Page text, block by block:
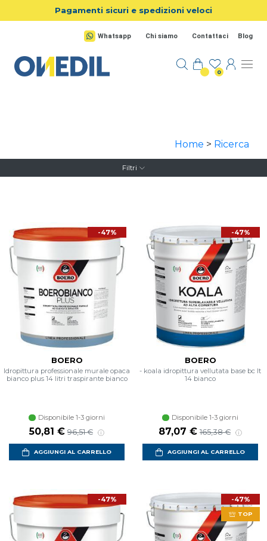
Salta al contenuto principale
Pagamenti sicuri e spedizioni veloci
Whatsapp Chi siamo Contattaci Blog
0
Home > Ricerca
Filtri
-47%
BOERO
Idropittura professionale murale opaca
bianco plus 14 litri traspirante bianco
Disponibile 1-3 giorni
Prezzo scontato
50,81 € Prezzo di listino
96,51 €
AGGIUNGI AL CARRELLO
-47%
BOERO
- koala idropittura vellutata base bc lt
14 bianco
Disponibile 1-3 giorni
Prezzo scontato
87,07 € Prezzo di listino
165,38 €
AGGIUNGI AL CARRELLO
-47% -47%
TOP